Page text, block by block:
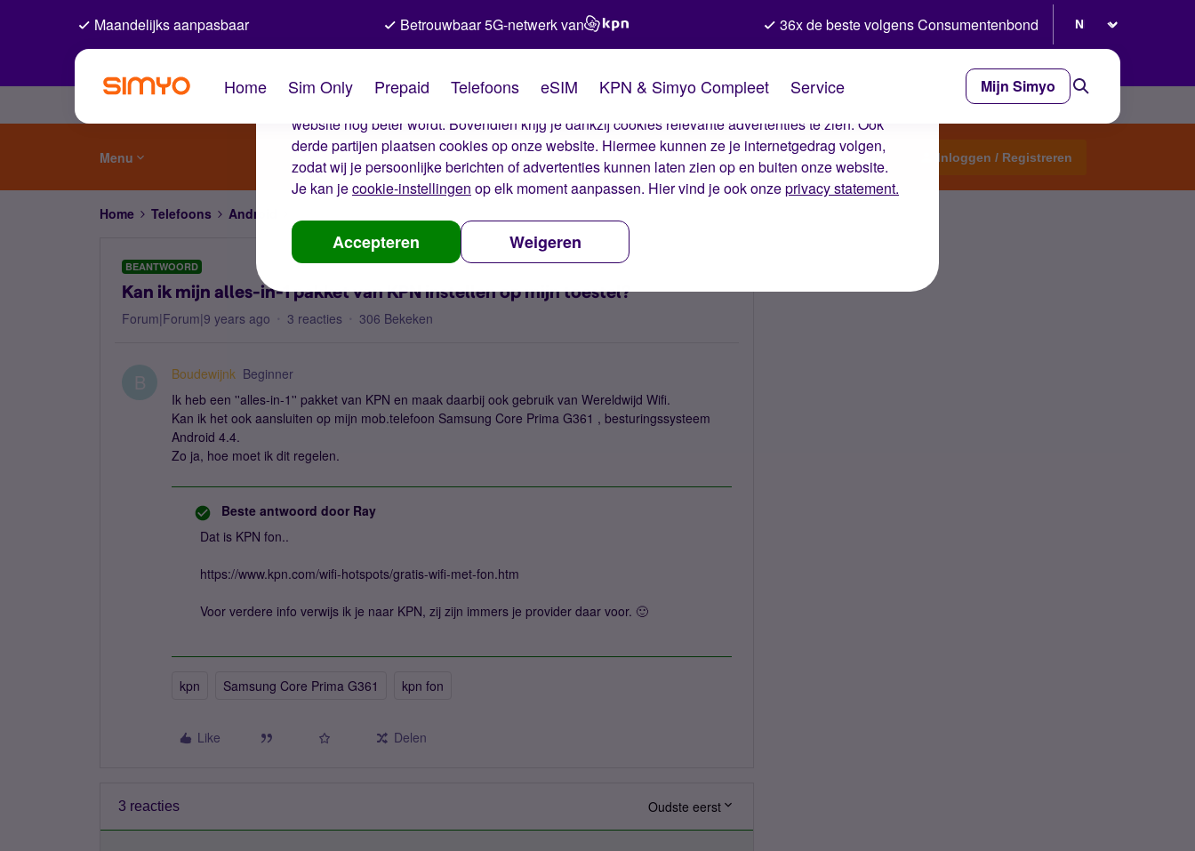
De cookies van Simyo
Wij gebruiken cookies op onze website. Met deze cookies zorgen wij ervoor dat je ervaring op de
website nog beter wordt. Bovendien krijg je dankzij cookies relevante advertenties te zien. Ook
derde partijen plaatsen cookies op onze website. Hiermee kunnen ze je internetgedrag volgen,
zodat wij je persoonlijke berichten of advertenties kunnen laten zien op en buiten onze website.
Je kan jecookie-instellingen op elk moment aanpassen. Hier vind je ook onzeprivacy statement.
Accepteren Weigeren
Maandelijks aanpasbaar Betrouwbaar 5G-netwerk van 36x de beste volgens Consumentenbond
Home Sim Only Prepaid Telefoons eSIM KPN & Simyo Compleet Service Mijn Simyo
Menu Start een topic Inloggen / Registreren
Home Telefoons Android
BEANTWOORD
Kan ik mijn alles-in-1 pakket van KPN instellen op mijn toestel?
Forum|Forum|9 years ago 3 reacties 306 Bekeken
B Boudewijnk Beginner
Ik heb een ''alles-in-1'' pakket van KPN en maak daarbij ook gebruik van Wereldwijd Wifi.
Kan ik het ook aansluiten op mijn mob.telefoon Samsung Core Prima G361 , besturingssysteem
Android 4.4.
Zo ja, hoe moet ik dit regelen.
Beste antwoord door Ray
Dat is KPN fon..
https://www.kpn.com/wifi-hotspots/gratis-wifi-met-fon.htm
Voor verdere info verwijs ik je naar KPN, zij zijn immers je provider daar voor. 🙂
kpn Samsung Core Prima G361 kpn fon
Like Delen
3 reacties Oudste eerst